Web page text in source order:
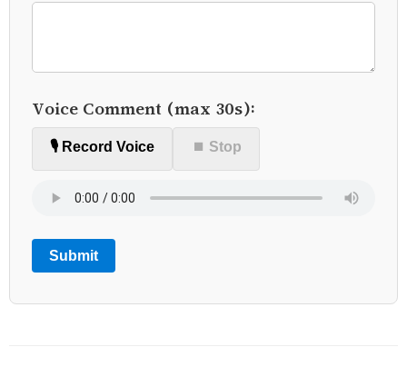
Voice Comment (max 30s):
🎙️ Record Voice ⏹ Stop
Submit